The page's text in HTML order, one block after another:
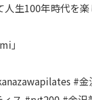
人生100年時代を
」
#金